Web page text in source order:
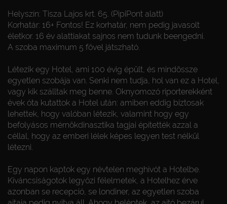
Helyszín: Tisza Lajos krt. 65. (PipiPont alatt)
Korhatár: 16+ Fontos! Ez korhatár, nem pedig javasolt
életkor. 16 év alattiakat sajnos nem tudunk beengedni.
A szoba maximum 5 fővel játszható.
Létezik egy Hotel, ami 100 évig épült, és mindössze
egyetlen szobája van. Senki nem tudja, hol van ez a Hotel,
vagy kik szálltak meg benne. Oknyomozó riporterekként
évek óta kutattok a Hotel után: amiben eddig biztosak
lehettek, hogy valóban létezik, valamint hogy egy
befolyásos mérnökdinasztika tagjai építették azzal a
céllal, hogy az emberi lélek képes legyen test nélkül
létezni.
Egy napon kaptok egy névtelen meghívót a Hotelbe.
Kíváncsiságotok legyőzi félelmetek, a Hotelhez érve
azonban se recepció, se londiner, az egyetlen szoba